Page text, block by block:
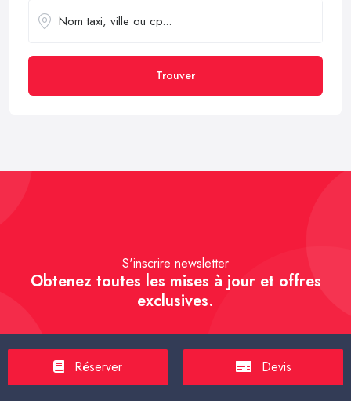
Trouver
S'inscrire newsletter
Obtenez toutes les mises à jour et offres
exclusives.
S'inscrire
Réserver Devis